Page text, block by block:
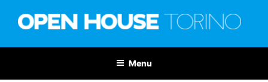
Menu